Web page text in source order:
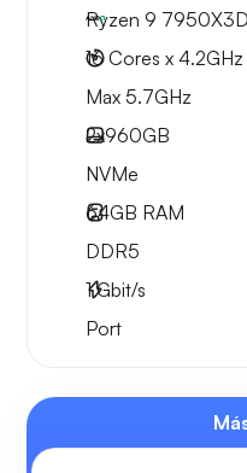
Ryzen 9 7950X3D
16 Cores x 4.2GHz
Max 5.7GHz
2x960GB
NVMe
64GB RAM
DDR5
1Gbit/s
Port